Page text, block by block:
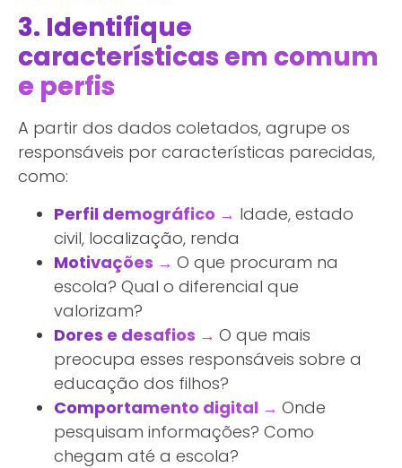
3. Identifique
características em comum
e perfis
A partir dos dados coletados, agrupe os
responsáveis por características parecidas,
como:
Perfil demográfico → Idade, estado
civil, localização, renda
Motivações → O que procuram na
escola? Qual o diferencial que
valorizam?
Dores e desafios → O que mais
preocupa esses responsáveis sobre a
educação dos filhos?
Comportamento digital → Onde
pesquisam informações? Como
chegam até a escola?